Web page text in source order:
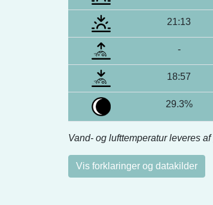
21:13
-
18:57
29.3%
Vand- og lufttemperatur leveres af
Vis forklaringer og datakilder